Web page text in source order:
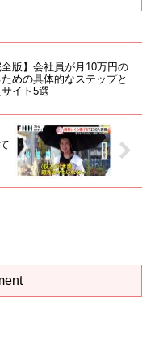
全版】会社員が月10万円の
めの具体的なステップと
イト5選